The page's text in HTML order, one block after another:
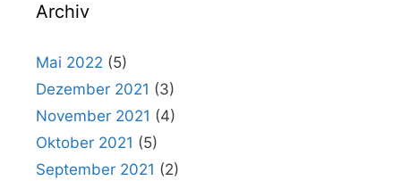
Archiv
Mai 2022 (5)
Dezember 2021 (3)
November 2021 (4)
Oktober 2021 (5)
September 2021 (2)